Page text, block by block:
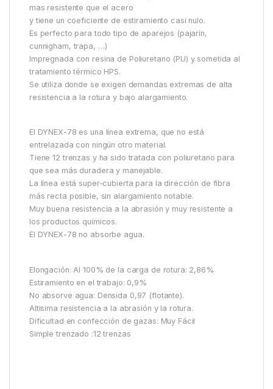
mas resistente que el acero
y tiene un coeficiente de estiramiento casi nulo.
Es perfecto para todo tipo de aparejos (pajarín,
cunnigham, trapa, …)
Impregnada con resina de Poliuretano (PU) y sometida al
tratamiento térmico HPS.
Se utiliza donde se exigen demandas extremas de alta
resistencia a la rotura y bajo alargamiento.
El DYNEX-78 es una línea extrema, que no está
entrelazada con ningún otro material.
Tiene 12 trenzas y ha sido tratada con poliuretano para
que sea más duradera y manejable.
La línea está super-cubierta para la dirección de fibra
más recta posible, sin alargamiento notable.
Muy buena resistencia a la abrasión y muy resistente a
los productos químicos.
El DYNEX-78 no absorbe agua.
Elongación: Al 100% de la carga de rotura: 2,86%
Estiramiento en el trabajo: 0,9%
No absorve agua: Densida 0,97 (flotante).
Altisima resistencia a la abrasión y la rotura.
Dificultad en confección de gazas: Muy Fácil
Simple trenzado :12 trenzas